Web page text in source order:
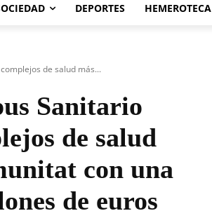
DEPORTES HEMEROTECA
de salud más...
Sanitario
de salud
con una
de euros